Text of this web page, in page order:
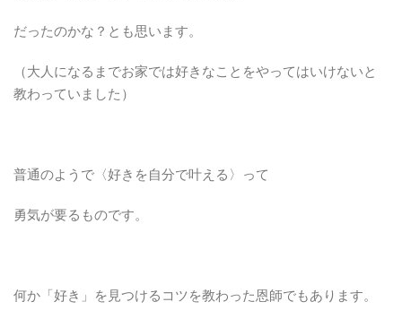
だったのかな？とも思います。
（大人になるまでお家では好きなことをやってはいけないと
教わっていました）
普通のようで〈好きを自分で叶える〉って
勇気が要るものです。
何か「好き」を見つけるコツを教わった恩師でもあります。